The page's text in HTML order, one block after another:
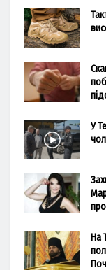
У
На